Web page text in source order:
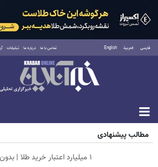
فارسی العربية English تماس با ما درباره ما تبلیغات
جمعه ۱۶ مرداد ۱۴۰۵
مطالب پیشنهادی
۱ میلیارد اعتبار خرید طلا | بدون ضامن و چک